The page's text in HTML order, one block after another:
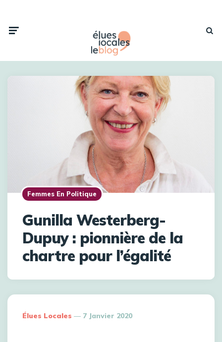
Femmes En Politique
Gunilla Westerberg-
Dupuy : pionnière de la
chartre pour l’égalité
Élues Locales 7 Janvier 2020